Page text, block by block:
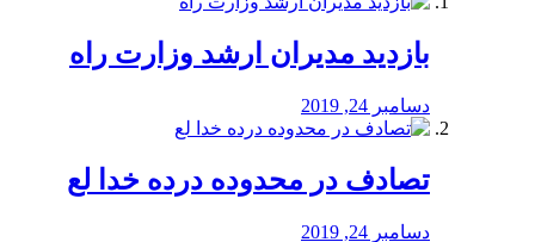
بازدید مدیران ارشد وزارت راه
دسامبر 24, 2019
تصادف در محدوده درده خدا لع
دسامبر 24, 2019